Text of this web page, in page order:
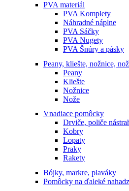
PVA materiál
PVA Komplety
Náhradné náplne
PVA Sáčky
PVA Nugety
PVA Šnúry a pásky
Peany, kliešte, nožnice,
Peany
Kliešte
Nožnice
Nože
Vnadiace pomôcky
Drviče, poliče
Kobry
Lopaty
Praky
Rakety
Bójky, markre, plaváky
Pomôcky na ďaleké